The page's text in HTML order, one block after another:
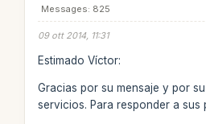
Messages: 825
09 ott 2014, 11:31
Estimado Víctor:
Gracias por su mensaje y por
servicios. Para responder a sus